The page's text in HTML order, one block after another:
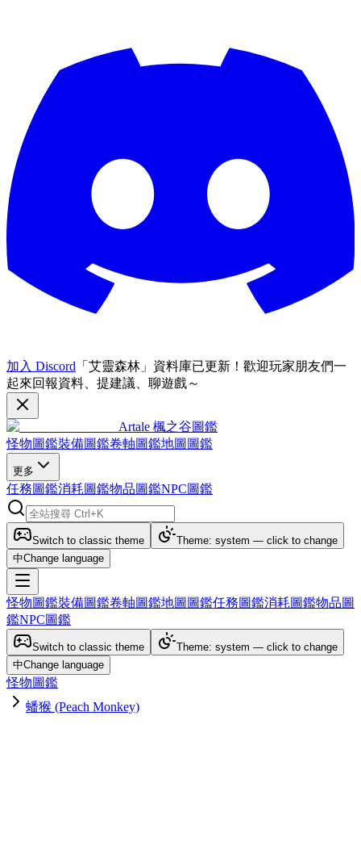
加入 Discord 「艾靈森林」資料庫已更新！歡迎玩家朋友們一
起來回報資料、提建議、聊遊戲～
Artale 楓之谷圖鑑
怪物圖鑑裝備圖鑑卷軸圖鑑地圖圖鑑
更多
任務圖鑑消耗圖鑑物品圖鑑NPC圖鑑
Switch to classic theme
Theme: system — click to change
中Change language
怪物圖鑑裝備圖鑑卷軸圖鑑地圖圖鑑任務圖鑑消耗圖鑑物品圖
鑑NPC圖鑑
Switch to classic theme
Theme: system — click to change
中Change language
怪物圖鑑
蟠猴 (Peach Monkey)